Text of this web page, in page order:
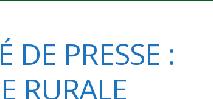
PRESSE :
RURALE